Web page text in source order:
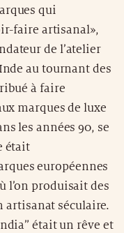
qui
faire artisanal»,
de l’atelier
au tournant des
à faire
marques de luxe
les années 90, se
était
européennes
l’on produisait des
artisanat séculaire.
était un rêve et